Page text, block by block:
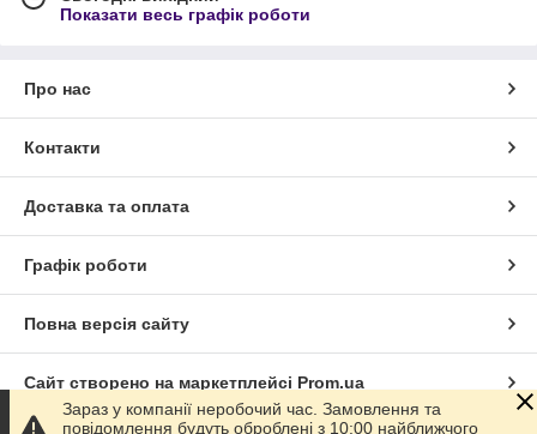
Показати весь графік роботи
Про нас
Контакти
Доставка та оплата
Графік роботи
Повна версія сайту
Сайт створено на маркетплейсі Prom.ua
Зараз у компанії неробочий час. Замовлення та
повідомлення будуть оброблені з 10:00 найближчого